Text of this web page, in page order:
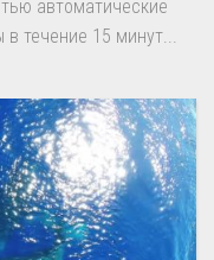
автоматические
в течение 15 минут...